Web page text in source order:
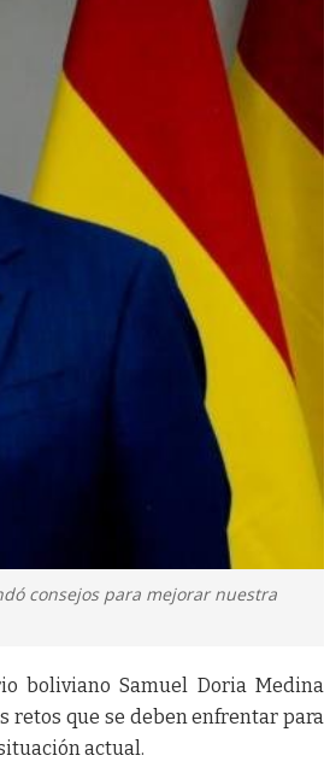
consejos para mejorar nuestra
boliviano Samuel Doria Medina
retos que se deben enfrentar para
actual.